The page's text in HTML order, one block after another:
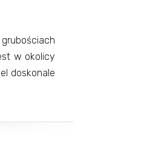
w okolicy
doskonale